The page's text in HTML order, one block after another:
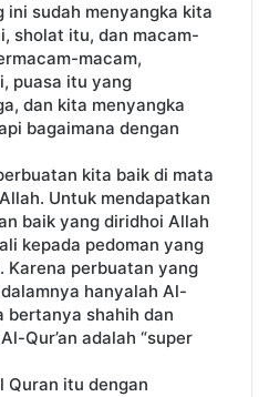
ini sudah menyangka kita
sholat itu, dan macam-
macam,
puasa itu yang
dan kita menyangka
bagaimana dengan
kita baik di mata
Untuk mendapatkan
baik yang diridhoi Allah
kepada pedoman yang
Karena perbuatan yang
hanyalah Al-
bertanya shahih dan
Qur’an adalah “super
Quran itu dengan